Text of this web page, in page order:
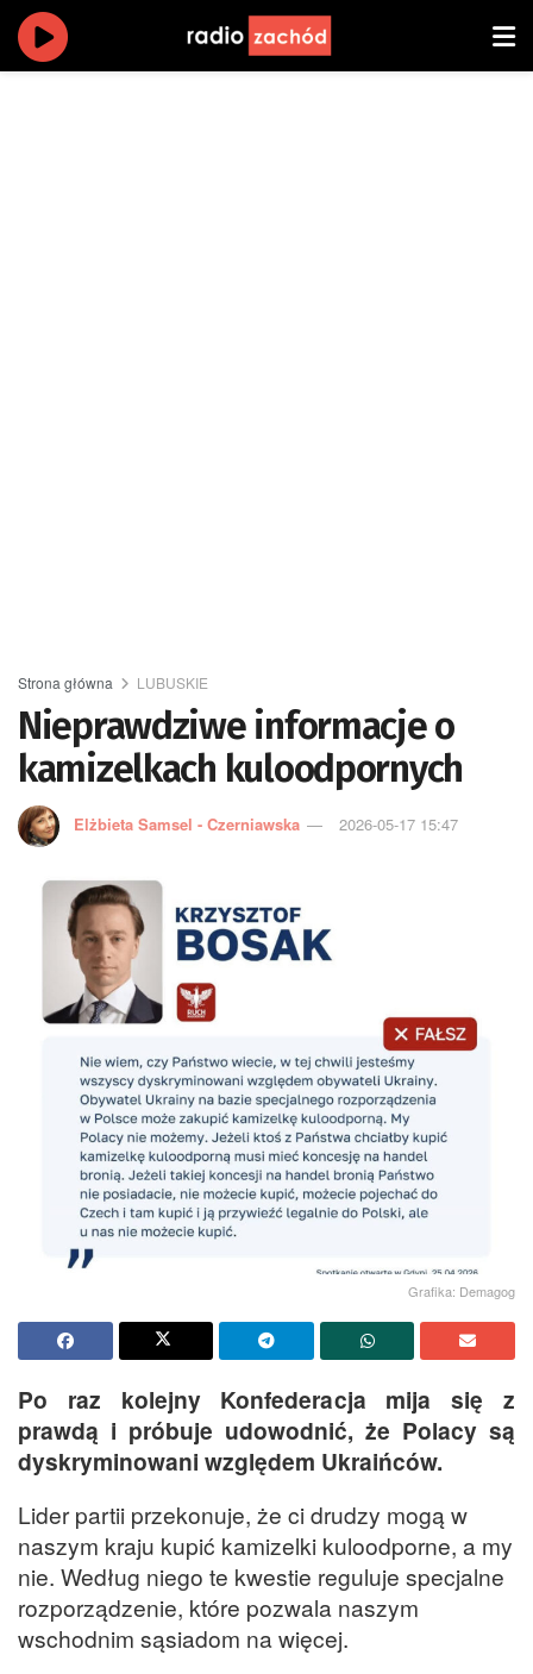
Strona główna LUBUSKIE
Nieprawdziwe informacje o
kamizelkach kuloodpornych
Elżbieta Samsel - Czerniawska 2026-05-17 15:47
Grafika: Demagog
Po raz kolejny Konfederacja mija się z
prawdą i próbuje udowodnić, że Polacy są
dyskryminowani względem Ukraińców.
Lider partii przekonuje, że ci drudzy mogą w
naszym kraju kupić kamizelki kuloodporne, a my
nie. Według niego te kwestie reguluje specjalne
rozporządzenie, które pozwala naszym
wschodnim sąsiadom na więcej.